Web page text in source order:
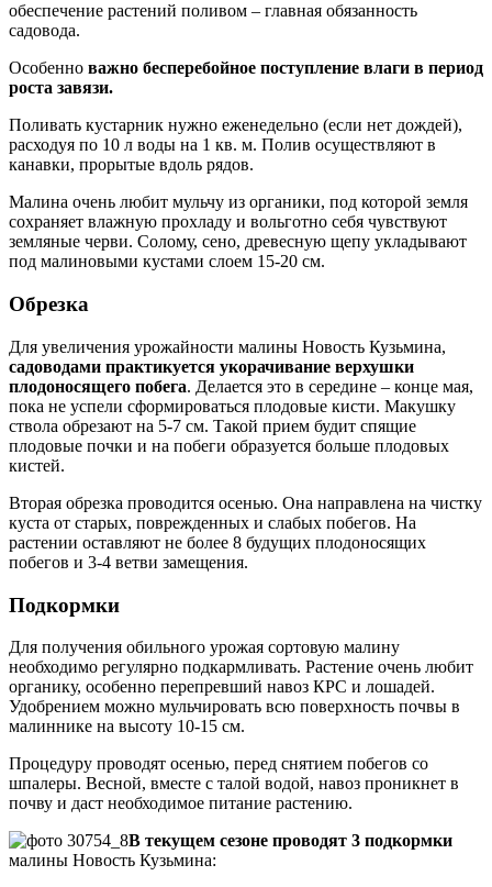
обеспечение растений поливом – главная обязанность
садовода.
Особенно важно бесперебойное поступление влаги в период
роста завязи.
Поливать кустарник нужно еженедельно (если нет дождей),
расходуя по 10 л воды на 1 кв. м. Полив осуществляют в
канавки, прорытые вдоль рядов.
Малина очень любит мульчу из органики, под которой земля
сохраняет влажную прохладу и вольготно себя чувствуют
земляные черви. Солому, сено, древесную щепу укладывают
под малиновыми кустами слоем 15-20 см.
Обрезка
Для увеличения урожайности малины Новость Кузьмина,
садоводами практикуется укорачивание верхушки
плодоносящего побега. Делается это в середине – конце мая,
пока не успели сформироваться плодовые кисти. Макушку
ствола обрезают на 5-7 см. Такой прием будит спящие
плодовые почки и на побеги образуется больше плодовых
кистей.
Вторая обрезка проводится осенью. Она направлена на чистку
куста от старых, поврежденных и слабых побегов. На
растении оставляют не более 8 будущих плодоносящих
побегов и 3-4 ветви замещения.
Подкормки
Для получения обильного урожая сортовую малину
необходимо регулярно подкармливать. Растение очень любит
органику, особенно перепревший навоз КРС и лошадей.
Удобрением можно мульчировать всю поверхность почвы в
малиннике на высоту 10-15 см.
Процедуру проводят осенью, перед снятием побегов со
шпалеры. Весной, вместе с талой водой, навоз проникнет в
почву и даст необходимое питание растению.
В текущем сезоне проводят 3 подкормки
малины Новость Кузьмина: